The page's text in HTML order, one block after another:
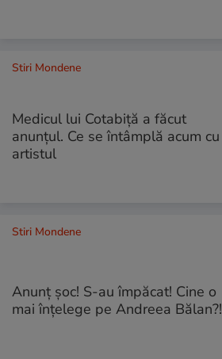
Stiri Mondene
Medicul lui Cotabiță a făcut
anunțul. Ce se întâmplă acum cu
artistul
Stiri Mondene
Anunț șoc! S-au împăcat! Cine o
mai înțelege pe Andreea Bălan?!